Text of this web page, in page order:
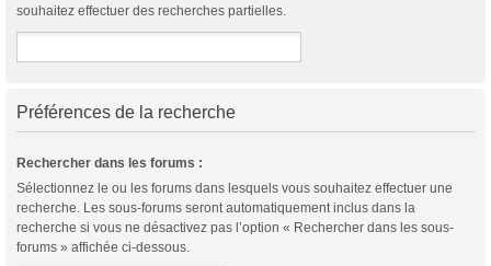
souhaitez effectuer des recherches partielles.
Préférences de la recherche
Rechercher dans les forums :
Sélectionnez le ou les forums dans lesquels vous souhaitez effectuer une
recherche. Les sous-forums seront automatiquement inclus dans la
recherche si vous ne désactivez pas l’option « Rechercher dans les sous-
forums » affichée ci-dessous.